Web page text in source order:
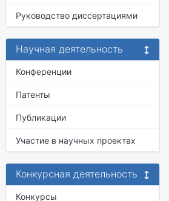
Руководство диссертациями
Научная деятельность
Конференции
Патенты
Публикации
Участие в научных проектах
Конкурсная деятельность
Конкурсы